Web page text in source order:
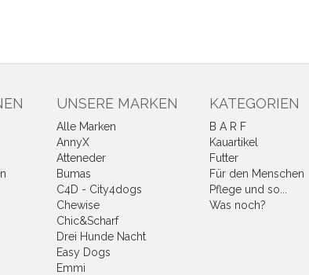
UNSERE MARKEN
Alle Marken
AnnyX
Atteneder
Bumas
C4D - City4dogs
Chewise
Chic&Scharf
Drei Hunde Nacht
Easy Dogs
Emmi
KATEGORIEN
B A R F
Kauartikel
Futter
Für den Menschen
Pflege und so...
Was noch?